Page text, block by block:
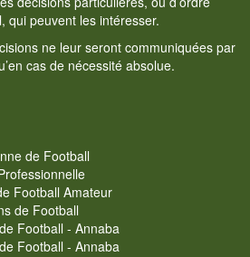
qui peuvent les intéresser.
ne leur seront communiquées par
cas de nécessité absolue.
de Football
Football Amateur
de Football
Football - Annaba
Football - Annaba